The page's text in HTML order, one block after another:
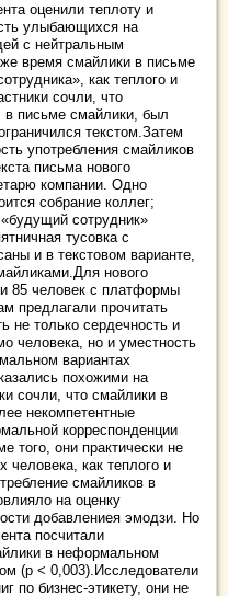
оценили теплоту и
улыбающихся на
с нейтральным
время смайлики в письме
как теплого и
сочли, что
в письме смайлики, был
текстом.Затем
употребления смайликов
письма нового
компании. Одно
собрание коллег;
сотрудник»
тусовка с
и в текстовом варианте,
нового
85 человек с платформы
предлагали прочитать
не только сердечность и
человека, но и уместность
вариантах
похожими на
сочли, что смайлики в
некомпетентные
корреспонденции
того, они практически не
человека, как теплого и
смайликов в
на оценку
добавлениея эмодзи. Но
посчитали
в неформальном
(p < 0,003).Исследователи
по бизнес-этикету, они не